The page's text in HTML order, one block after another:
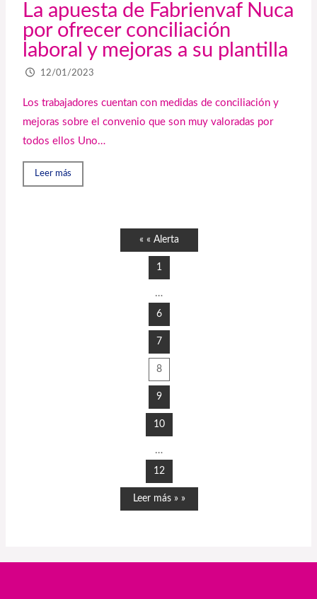
La apuesta de Fabrienvaf Nuca
por ofrecer conciliación
laboral y mejoras a su plantilla
12/01/2023
Los trabajadores cuentan con medidas de conciliación y
mejoras sobre el convenio que son muy valoradas por
todos ellos Uno…
Leer más
« « Alerta
1
…
6
7
8
9
10
…
12
Leer más » »